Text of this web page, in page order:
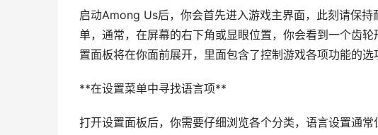
启动Among Us后，你会首先进入游戏主界面，此刻请保
单，通常，在屏幕的右下角或显眼位置，你会看到一个齿
置面板将在你面前展开，里面包含了控制游戏各项功能的选
**在设置菜单中寻找语言项**
打开设置面板后，你需要仔细浏览各个分类，语言设置通